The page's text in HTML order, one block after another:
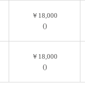
￥18,000
()
￥18,000
()